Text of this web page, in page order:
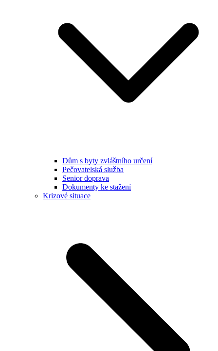
Dům s byty zvláštního určení
Pečovatelská služba
Senior doprava
Dokumenty ke stažení
Krizové situace